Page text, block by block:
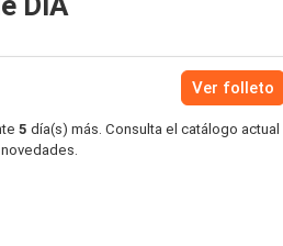
Ver folleto
5 día(s) más. Consulta el catálogo actual